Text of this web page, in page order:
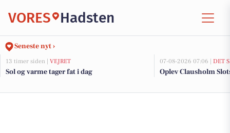
VORES Hadsten
Seneste nyt ›
13 timer siden | VEJRET
Sol og varme tager fat i dag
07-08-2026 07:06 | DET
Oplev Clausholm